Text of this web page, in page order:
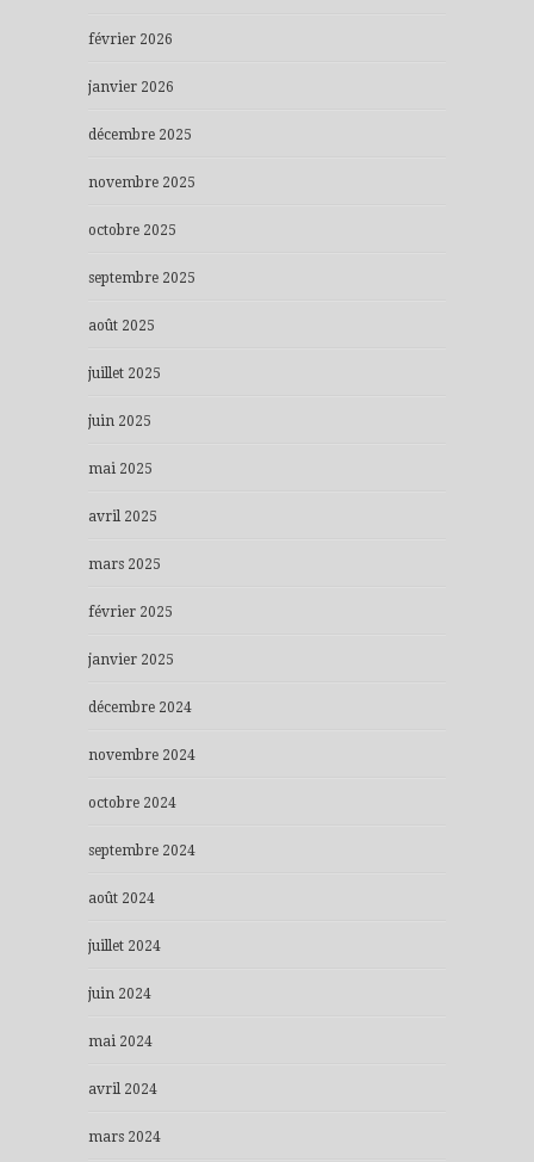
février 2026
janvier 2026
décembre 2025
novembre 2025
octobre 2025
septembre 2025
août 2025
juillet 2025
juin 2025
mai 2025
avril 2025
mars 2025
février 2025
janvier 2025
décembre 2024
novembre 2024
octobre 2024
septembre 2024
août 2024
juillet 2024
juin 2024
mai 2024
avril 2024
mars 2024